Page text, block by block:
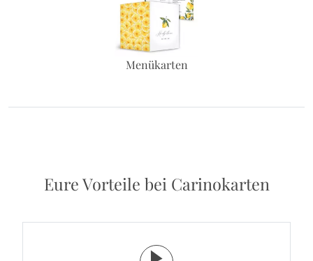
Menükarten
Eure Vorteile bei Carinokarten